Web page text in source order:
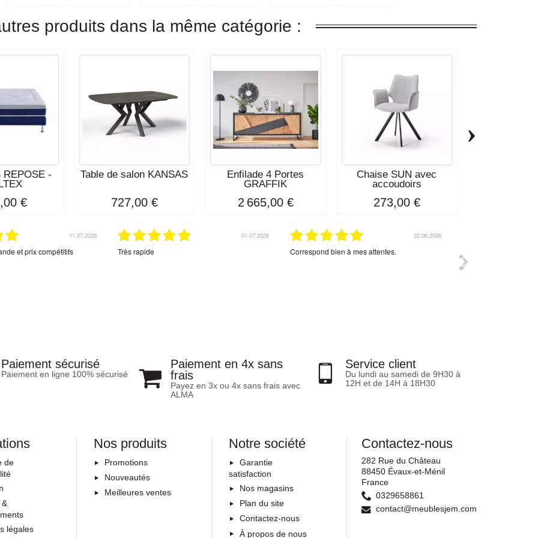
produits dans la même catégorie :
REPOSE -
€
Table de salon KANSAS
727,00 €
Enfilade 4 Portes
GRAFFIK
2 665,00 €
Chaise SUN avec
accoudoirs
273,00 €
›
11.07.2026
et prix compétitifs
01.07.2026
Très rapide
22.06.2026
Correspond bien à mes attentes.
et commandée chez
,soigné ,je n'ai jamais
Paiement sécurisé
Paiement en ligne 100% sécurisé
Paiement en 4x sans
frais
Payez en 3x ou 4x sans frais avec
ALMA
Service client
Du lundi au samedi de 9H30 à
12H et de 14H à 18H30
de
&
légales
Nos produits
Promotions
Nouveautés
Meilleures ventes
Notre société
Garantie
satisfaction
Nos magasins
Plan du site
Contactez-nous
À propos de nous
Contactez-nous
282 Rue du Château
88450 Évaux-et-Ménil
France
0329658861
contact@meublesjem.com